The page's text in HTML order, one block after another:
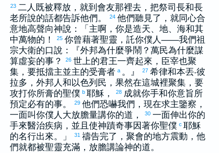
23 二人既被釋放，就到會友那裡去，把祭司長和長
老所說的話都告訴他們。
24 他們聽見了，就同心合
意地高聲向神說：「主啊，你是造天、地、海和其
中萬物的！
25 你曾藉著聖靈，託你僕人——我們祖
宗大衛的口說：『外邦為什麼爭鬧？萬民為什麼謀
算虛妄的事？
26 世上的君王一齊起來，臣宰也聚
集，要抵擋主並主的受膏者 a 。』 27 希律和本丟‧彼
拉多 ，外邦人和 以色列 民，果然在這城裡聚集，要
攻打你所膏的聖僕 b 耶穌， 28 成就你手和你意旨所
預定必有的事。
29 他們恐嚇我們，現在求主鑒察，
一面叫你僕人大放膽量講你的道，
30 一面伸出你的
手來醫治疾病，並且使神蹟奇事因著你聖僕 c 耶穌
的名行出來。」
31 禱告完了，聚會的地方震動，他
們就都被聖靈充滿，放膽講論神的道。